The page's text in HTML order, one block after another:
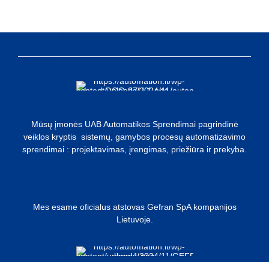
Mūsų įmonės UAB Automatikos Sprendimai pagrindinė
veiklos kryptis sistemų, gamybos procesų automatizavimo
sprendimai : projektavimas, įrengimas, priežiūra ir prekyba.
Mes esame oficialus atstovas Gefran SpA kompanijos
Lietuvoje.